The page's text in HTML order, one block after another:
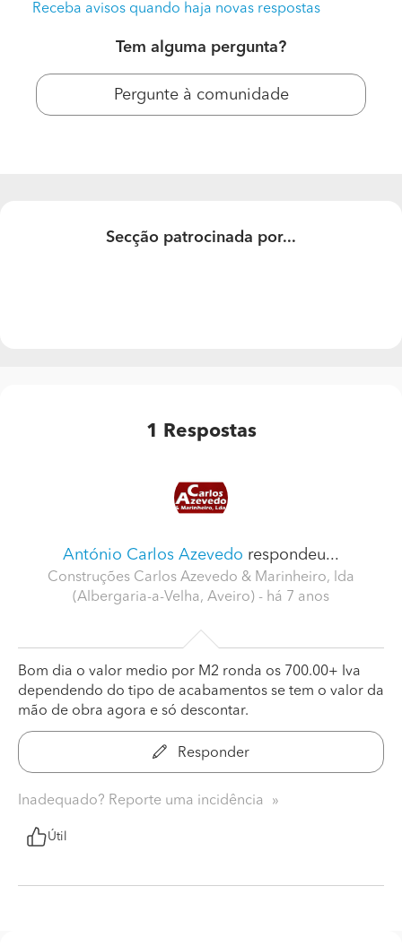
Receba avisos quando haja novas respostas
Tem alguma pergunta?
Pergunte à comunidade
Secção patrocinada por...
1 Respostas
António Carlos Azevedo respondeu...
Construções Carlos Azevedo & Marinheiro, lda
(Albergaria-a-Velha, Aveiro) - há 7 anos
Bom dia o valor medio por M2 ronda os 700.00+ Iva
dependendo do tipo de acabamentos se tem o valor da
mão de obra agora e só descontar.
Responder
Inadequado? Reporte uma incidência
Útil